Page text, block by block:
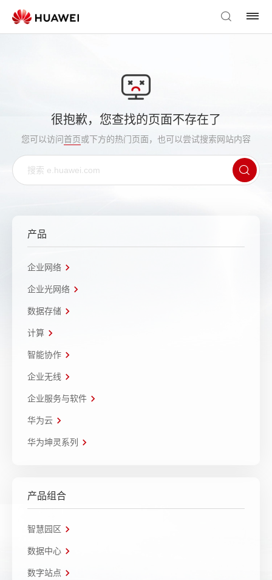
很抱歉，您查找的页面不存在了
您可以访问首页或下方的热门页面，也可以尝试搜索网站内容
产品
企业网络
企业光网络
数据存储
计算
智能协作
企业无线
企业服务与软件
华为云
华为坤灵系列
产品组合
智慧园区
数据中心
数字站点